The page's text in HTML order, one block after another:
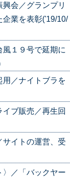
会／グランプリ
業を表彰('19/10/
１９号で延期に
用／ナイトブラを
ブ販売／再生回
サイトの運営、受
／「バックヤー